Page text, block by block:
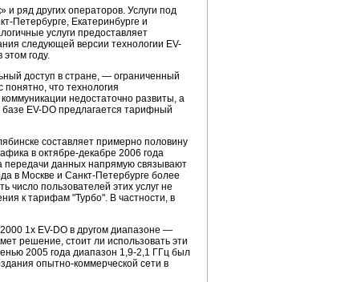
ряд других операторов. Услуги под
Петербурге, Екатеринбурге и
услуги предоставляет
следующей версии технологии EV-
году.
доступ в стране, — ограниченный
что технология
недостаточно развиты, а
EV-DO предлагается тарифный
составляет примерно половину
в октябре-декабре 2006 года
передачи данных напрямую связывают
в Москве и Санкт-Петербурге более
число пользователей этих услуг не
к тарифам "Турбо". В частности, в
1x EV-DO в другом диапазоне —
решение, стоит ли использовать эти
2005 года диапазон 1,9-2,1 ГГц был
опытно-коммерческой сети в